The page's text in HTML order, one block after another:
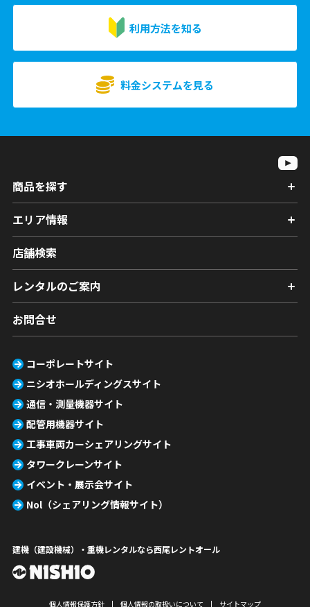
利用方法を知る
料金システムを見る
商品を探す
エリア情報
店舗検索
レンタルのご案内
お問合せ
コーポレートサイト
ニシオホールディングスサイト
通信・測量機器サイト
配管用機器サイト
工事車両カーシェアリングサイト
タワークレーンサイト
イベント・展示会サイト
Nol（シェアリング情報サイト）
建機（建設機械）・重機レンタルなら西尾レントオール
個人情報保護方針 個人情報の取扱いについて サイトマップ